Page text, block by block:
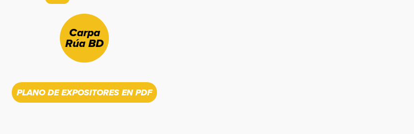
Carpa
Rúa BD
PLANO DE EXPOSITORES EN PDF